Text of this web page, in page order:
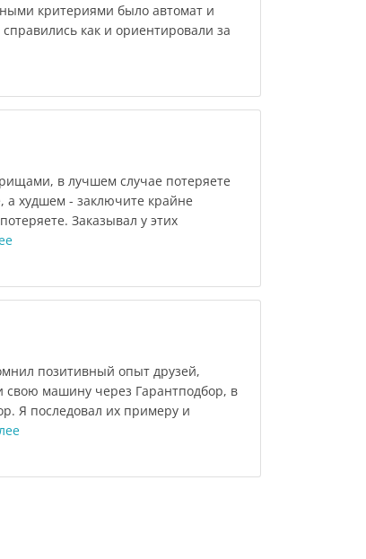
критериями было автомат и
как и ориентировали за
в лучшем случае потеряете
а худшем - заключите крайне
Заказывал у этих
позитивный опыт друзей,
свою машину через Гарантподбор, в
Я последовал их примеру и